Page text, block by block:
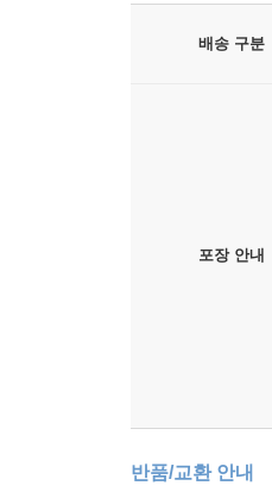
배송 구분
포장 안내
반품/교환 안내